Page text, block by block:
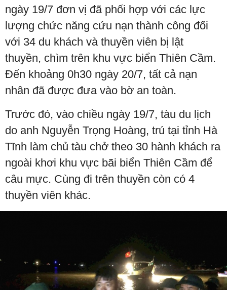
ngày 19/7 đơn vị đã phối hợp với các lực
lượng chức năng cứu nạn thành công đối
với 34 du khách và thuyền viên bị lật
thuyền, chìm trên khu vực biển Thiên Cầm.
Đến khoảng 0h30 ngày 20/7, tất cả nạn
nhân đã được đưa vào bờ an toàn.
Trước đó, vào chiều ngày 19/7, tàu du lịch
do anh Nguyễn Trọng Hoàng, trú tại tỉnh Hà
Tĩnh làm chủ tàu chở theo 30 hành khách ra
ngoài khơi khu vực bãi biển Thiên Cầm để
câu mực. Cùng đi trên thuyền còn có 4
thuyền viên khác.